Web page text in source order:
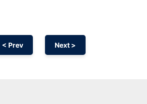
< Prev Next >